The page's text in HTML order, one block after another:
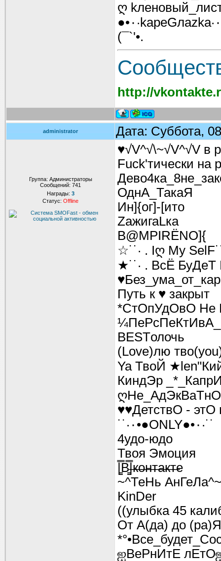
ღ
(¯`'•.
http://
administrator Дата: Суббота,
Группа: Администраторы
Сообщений: 741
Награды: 3
Статус: Offline
♥√V^√\~√V^√V в
Fuck'тически на
ОднА_ТакаЯ
Ин]{ог]-[ито
ZaжигаLка
В@МPIRЁNO]{
☆˙˙· . Iღ My
★˙˙· . ВсЁ
Путь к ♥ закрыт
*СтОпУдОвО Не
BESTолочь
(Love)лю
Ya ТвоЙ
КиндЭр
♥♥ДетствО -
˙˙·٠•●ONLY●•٠·˙˙
4удо-юдо
Твоя Эмоция
|̳̿В̳̿|̶к̶о̶н̶т̶а̶к̶т̶е
~^ТеНь АнГеЛа^~
KinDer
((улыбка 45
От А(да) до (ра)Я
ஐВеРнИтЕ